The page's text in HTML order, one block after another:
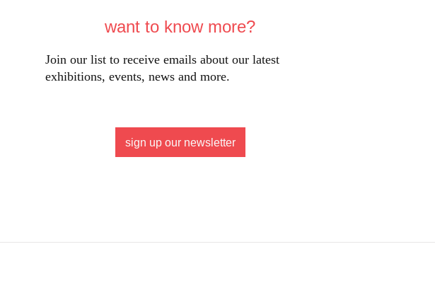
want to know more?
Join our list to receive emails about our latest
exhibitions, events, news and more.
sign up our newsletter